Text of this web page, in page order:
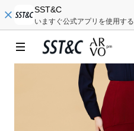
SST&C
いますぐ公式アプリを使用する